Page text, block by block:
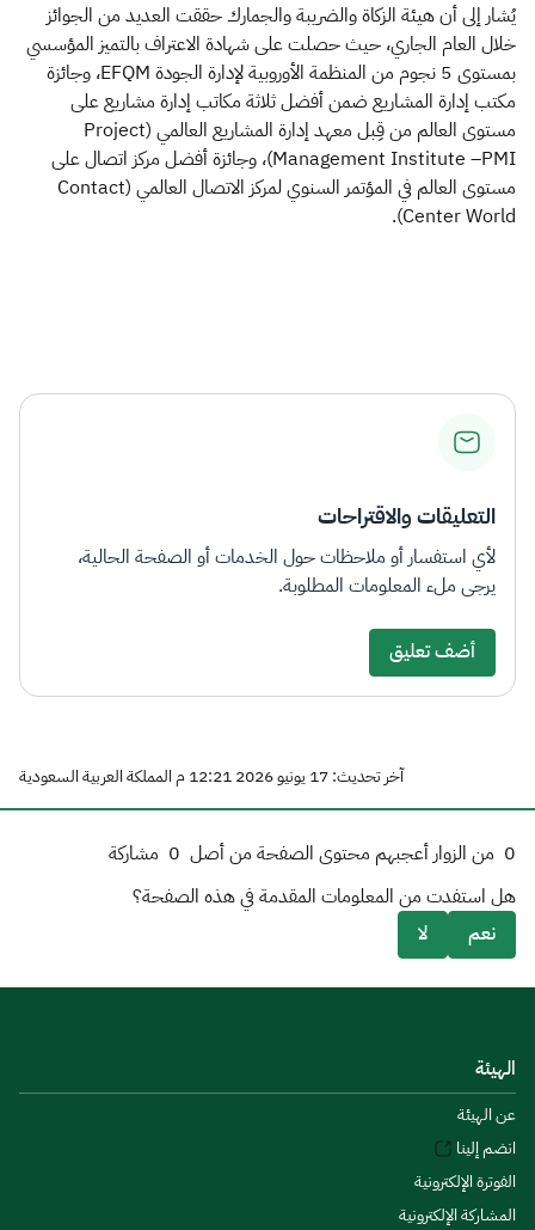
يُشار إلى أن هيئة الزكاة والضريبة والجمارك حققت العديد من الجوائز
خلال العام الجاري، حيث حصلت على شهادة الاعتراف بالتميز المؤسسي
بمستوى 5 نجوم من المنظمة الأوروبية لإدارة الجودة EFQM، وجائزة
مكتب إدارة المشاريع ضمن أفضل ثلاثة مكاتب إدارة مشاريع على
مستوى العالم من قِبل معهد إدارة المشاريع العالمي (Project
Management Institute –PMI)، وجائزة أفضل مركز اتصال على
مستوى العالم في المؤتمر السنوي لمركز الاتصال العالمي (Contact
Center World).
التعليقات والاقتراحات
لأي استفسار أو ملاحظات حول الخدمات أو الصفحة الحالية،
يرجى ملء المعلومات المطلوبة.
أضف تعليق
آخر تحديث: 17 يونيو 2026 12:21 م المملكة العربية السعودية
0 من الزوار أعجبهم محتوى الصفحة من أصل 0 مشاركة
هل استفدت من المعلومات المقدمة في هذه الصفحة؟
نعم
لا
الهيئة
عن الهيئة
انضم إلينا
الفوترة الإلكترونية
المشاركة الإلكترونية